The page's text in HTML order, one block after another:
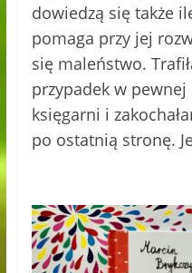
dowiedzą się także
pomaga przy jej
się maleństwo.
przypadek w pewnej
księgarni i
po ostatnią stronę.